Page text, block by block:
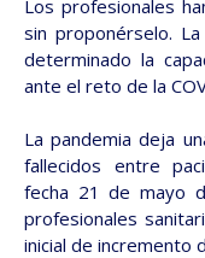
Los profesionales
sin proponérselo.
determinado la
ante el reto de la
La pandemia deja
fallecidos entre
fecha 21 de mayo
profesionales
inicial de incremento